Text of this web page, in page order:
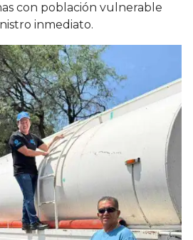
con población vulnerable
inmediato.